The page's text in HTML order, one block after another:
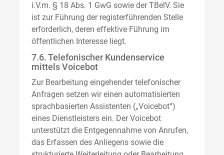
i.V.m. § 18 Abs. 1 GwG sowie der TBelV. Sie
ist zur Führung der registerführenden Stelle
erforderlich, deren effektive Führung im
öffentlichen Interesse liegt.
7.6. Telefonischer Kundenservice
mittels Voicebot
Zur Bearbeitung eingehender telefonischer
Anfragen setzen wir einen automatisierten
sprachbasierten Assistenten („Voicebot“)
eines Dienstleisters ein. Der Voicebot
unterstützt die Entgegennahme von Anrufen,
das Erfassen des Anliegens sowie die